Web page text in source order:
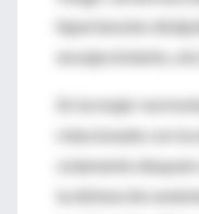
hipertensión
envejecimiento,
En la mujer
relacionada con la
solamente
la disfunción